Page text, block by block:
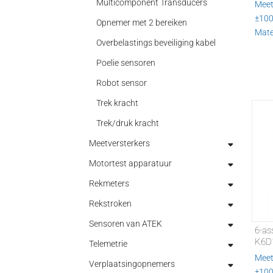
6-
Multicomponent Transducers
Opnemer met 2 bereiken
Overbelastings beveiliging kabel
Poelie sensoren
Robot sensor
Trek kracht
Trek/druk kracht
Meetversterkers
Analoge meetversterkers
Digitale meetversterkers
Draagbare indicatoren
Indicatoren
Process controllers
USB meetversterkers
Motortest apparatuur
Elektronica voor motortest
Hysterese dynamometers
Poeder Dynamometer (rem)
Rem componenten
Wervelstroom Dynamometer
Rekmeters
Optische rekmeters
Rekmeters aanschroefbaar
Rekmeters hoog oplossend
Rekstroken
Accessoires voor rekstroken
Meetversterkers
analyse/onderzoek
Sensoren van ATEK
Druksensoren
Lineaire verplaatsing Io T-
Telemetrie
Bluetooth meetversterkers
Verplaatsingopnemers